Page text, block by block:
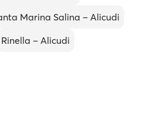
Marina Salina – Alicudi
Rinella – Alicudi